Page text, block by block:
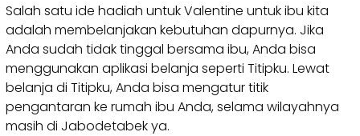
Salah satu ide hadiah untuk Valentine untuk ibu kita
adalah membelanjakan kebutuhan dapurnya. Jika
Anda sudah tidak tinggal bersama ibu, Anda bisa
menggunakan aplikasi belanja seperti Titipku. Lewat
belanja di Titipku, Anda bisa mengatur titik
pengantaran ke rumah ibu Anda, selama wilayahnya
masih di Jabodetabek ya.